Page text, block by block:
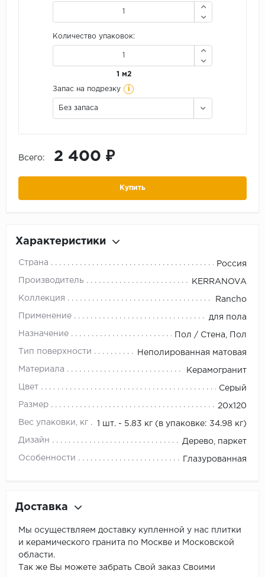
Количество упаковок:
1 м2
Запас на подрезку i
Без запаса
Всего: 2 400 ₽
Купить
Характеристики
Страна Россия
Производитель KERRANOVA
Коллекция Rancho
Применение для пола
Назначение Пол / Стена, Пол
Тип поверхности Неполированная матовая
Материала Керамогранит
Цвет Серый
Размер 20х120
Вес упаковки, кг 1 шт. - 5.83 кг (в упаковке: 34.98 кг)
Дизайн Дерево, паркет
Особенности Глазурованная
Доставка
Мы осуществляем доставку купленной у нас плитки
и керамического гранита по Москве и Московской
области.
Так же Вы можете забрать Свой заказ Своими